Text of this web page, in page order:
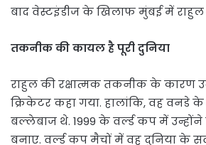
बाद वेस्टइंडीज के खिलाफ मुंबई में
तकनीक की कायल है पूरी दुनिया
राहुल की रक्षात्मक तकनीक के कारण
क्रिकेटर कहा गया. हालांकि, वह वनडे के
बल्लेबाज थे. 1999 के वर्ल्ड कप में उन्होंने
बनाए. वर्ल्ड कप मैचों में वह दुनिया के